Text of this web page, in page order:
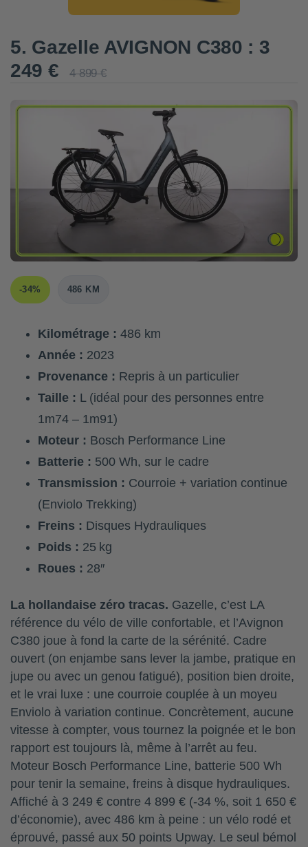
5. Gazelle AVIGNON C380 : 3
249 €
4 899 €
-34% 486 KM
Kilométrage : 486 km
Année : 2023
Provenance : Repris à un particulier
Taille : L (idéal pour des personnes entre
1m74 – 1m91)
Moteur : Bosch Performance Line
Batterie : 500 Wh, sur le cadre
Transmission : Courroie + variation continue
(Enviolo Trekking)
Freins : Disques Hydrauliques
Poids : 25 kg
Roues : 28″
La hollandaise zéro tracas. Gazelle, c’est LA
référence du vélo de ville confortable, et l’Avignon
C380 joue à fond la carte de la sérénité. Cadre
ouvert (on enjambe sans lever la jambe, pratique en
jupe ou avec un genou fatigué), position bien droite,
et le vrai luxe : une courroie couplée à un moyeu
Enviolo à variation continue. Concrètement, aucune
vitesse à compter, vous tournez la poignée et le bon
rapport est toujours là, même à l’arrêt au feu.
Moteur Bosch Performance Line, batterie 500 Wh
pour tenir la semaine, freins à disque hydrauliques.
Affiché à 3 249 € contre 4 899 € (-34 %, soit 1 650 €
d’économie), avec 486 km à peine : un vélo rodé et
éprouvé, passé aux 50 points Upway. Le seul bémol